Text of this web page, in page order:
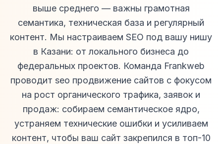
выше среднего — важны грамотная
семантика, техническая база и регулярный
контент. Мы настраиваем SEO под вашу нишу
в Казани: от локального бизнеса до
федеральных проектов. Команда Frankweb
проводит seo продвижение сайтов с фокусом
на рост органического трафика, заявок и
продаж: собираем семантическое ядро,
устраняем технические ошибки и усиливаем
контент, чтобы ваш сайт закрепился в топ-10